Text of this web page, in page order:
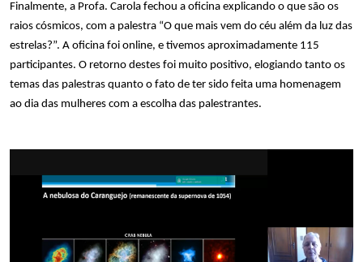
Finalmente, a Profa. Carola fechou a oficina explicando o que são os
raios cósmicos, com a palestra “O que mais vem do céu além da luz das
estrelas?”. A oficina foi online, e tivemos aproximadamente 115
participantes. O retorno destes foi muito positivo, elogiando tanto os
temas das palestras quanto o fato de ter sido feita uma homenagem
ao dia das mulheres com a escolha das palestrantes.